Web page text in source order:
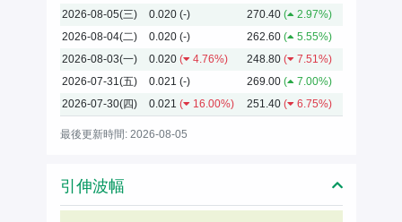
2026-08-05(三)
0.020 (-) 270.40 (
2.97%)
2026-08-04(二)
0.020 (-) 262.60 (
5.55%)
2026-08-03(一)
0.020 ( 4.76%) 248.80 (
7.51%)
2026-07-31(五)
0.021 (-) 269.00 (
7.00%)
2026-07-30(四)
0.021 ( 16.00%) 251.40 ( 6.75%)
最後更新時間: 2026-08-05
引伸波幅